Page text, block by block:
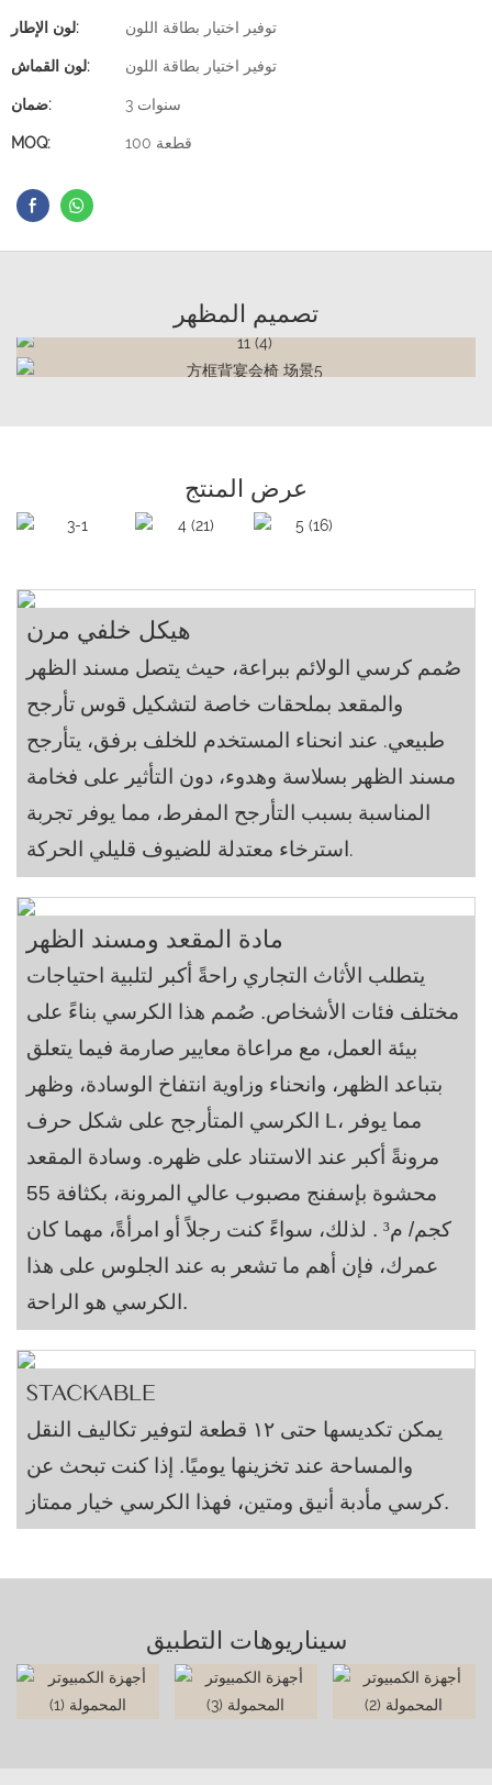
لون الإطار: توفير اختيار بطاقة اللون
لون القماش: توفير اختيار بطاقة اللون
ضمان: 3 سنوات
MOQ: 100 قطعة
تصميم المظهر
عرض المنتج
هيكل خلفي مرن
صُمم كرسي الولائم ببراعة، حيث يتصل مسند الظهر
والمقعد بملحقات خاصة لتشكيل قوس تأرجح
طبيعي. عند انحناء المستخدم للخلف برفق، يتأرجح
مسند الظهر بسلاسة وهدوء، دون التأثير على فخامة
المناسبة بسبب التأرجح المفرط، مما يوفر تجربة
استرخاء معتدلة للضيوف قليلي الحركة.
مادة المقعد ومسند الظهر
يتطلب الأثاث التجاري راحةً أكبر لتلبية احتياجات
مختلف فئات الأشخاص. صُمم هذا الكرسي بناءً على
بيئة العمل، مع مراعاة معايير صارمة فيما يتعلق
بتباعد الظهر، وانحناء وزاوية انتفاخ الوسادة، وظهر
الكرسي المتأرجح على شكل حرف L، مما يوفر
مرونةً أكبر عند الاستناد على ظهره. وسادة المقعد
محشوة بإسفنج مصبوب عالي المرونة، بكثافة 55
كجم/ م³ . لذلك، سواءً كنت رجلاً أو امرأةً، مهما كان
عمرك، فإن أهم ما تشعر به عند الجلوس على هذا
الكرسي هو الراحة.
STACKABLE
يمكن تكديسها حتى ١٢ قطعة لتوفير تكاليف النقل
والمساحة عند تخزينها يوميًا. إذا كنت تبحث عن
كرسي مأدبة أنيق ومتين، فهذا الكرسي خيار ممتاز.
سيناريوهات التطبيق